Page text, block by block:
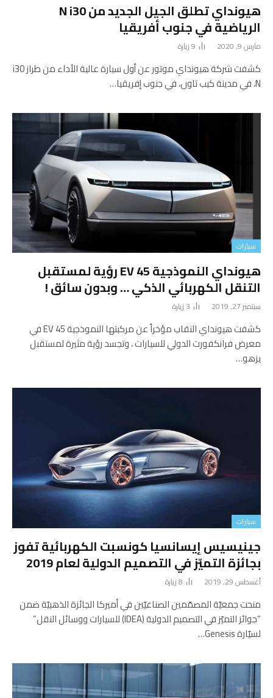
هيونداي تطلق الجيل الجديد من N i30
الرياضية في جنوب أفريقيا
مارس 9, 2020 9زيارة
كشفت شركة هيونداي موتور عن أول سيارة عالية الأداء من طراز i30
N، في مدينة كيب تاون، في جنوب إفريقيا…
سيارات
هيونداي النموذجية 45 EV رؤية لمستقبل
التنقل الكهربائي الذكي … وبدون سائق !
سبتمبر 27, 2019 3 زيارة
كشفت هيونداي النقاب مؤخراً عن مركبتها النموذجية 45 EV في
معرض فرانكفورت الدولي للسيارات ، وتجسد رؤية مثيرة لمستقبل
يزهو…
سيارات
جينيسيس إيسانسيا كونسبت الكهربائية تفوز
بجائزة التميّز في التصميم الدولية لعام 2019
أغسطس 29, 2019 8زيارة
منحت جمعيّة المصمّمين الصناعيّين في أميركا الجائزة الذهبيّة ضمن
“جوائز التميّز في التصميم الدولية (IDEA) للسيارات ووسائل النقل”
لسيّارة Genesis…